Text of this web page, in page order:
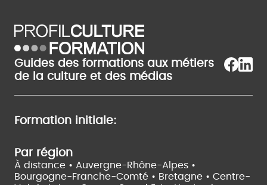
Guides des formations aux métiers
de la culture et des médias
Formation initiale:
Par région
À distance • Auvergne-Rhône-Alpes •
Bourgogne-Franche-Comté • Bretagne • Centre-